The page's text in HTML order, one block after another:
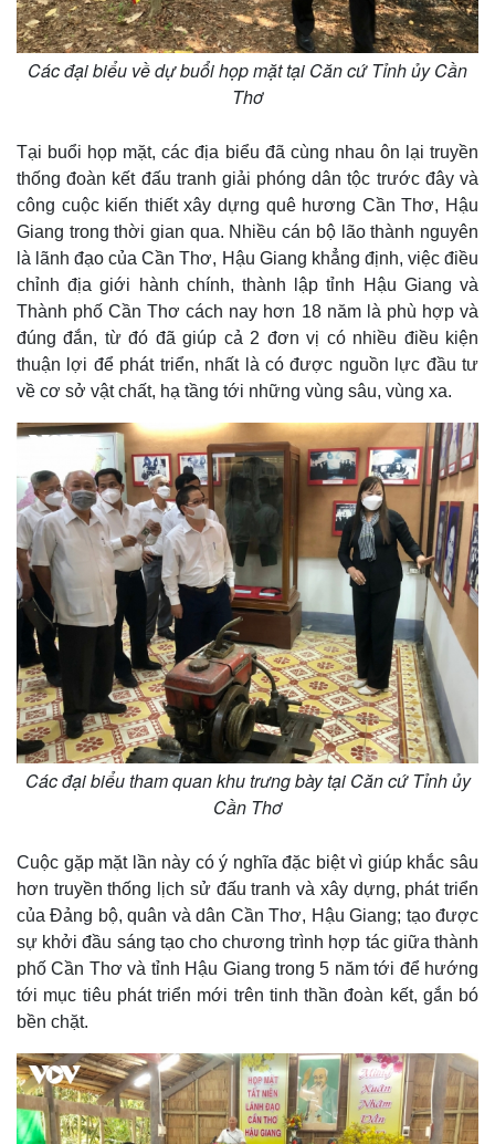
Quan sát
Cuộc sống đó đây
Hồ sơ
Multimedia
Video
Ảnh
E-Magazine
Infographic
Các đại biểu về dự buổi họp mặt tại Căn cứ Tỉnh ủy Cần
Thơ
Tại buổi họp mặt, các địa biểu đã cùng nhau ôn lại truyền
thống đoàn kết đấu tranh giải phóng dân tộc trước đây và
công cuộc kiến thiết xây dựng quê hương Cần Thơ, Hậu
Giang trong thời gian qua. Nhiều cán bộ lão thành nguyên
là lãnh đạo của Cần Thơ, Hậu Giang khẳng định, việc điều
chỉnh địa giới hành chính, thành lập tỉnh Hậu Giang và
Thành phố Cần Thơ cách nay hơn 18 năm là phù hợp và
đúng đắn, từ đó đã giúp cả 2 đơn vị có nhiều điều kiện
thuận lợi để phát triển, nhất là có được nguồn lực đầu tư
về cơ sở vật chất, hạ tầng tới những vùng sâu, vùng xa.
Các đại biểu tham quan khu trưng bày tại Căn cứ Tỉnh ủy
Cần Thơ
Cuộc gặp mặt lần này có ý nghĩa đặc biệt vì giúp khắc sâu
hơn truyền thống lịch sử đấu tranh và xây dựng, phát triển
của Đảng bộ, quân và dân Cần Thơ, Hậu Giang; tạo được
sự khởi đầu sáng tạo cho chương trình hợp tác giữa thành
phố Cần Thơ và tỉnh Hậu Giang trong 5 năm tới để hướng
tới mục tiêu phát triển mới trên tinh thần đoàn kết, gắn bó
bền chặt.